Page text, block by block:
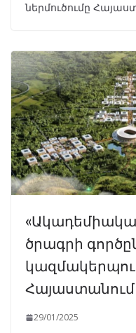
ներմուծումը
ծրագրի
Հայաստանում
29/01/2025